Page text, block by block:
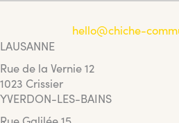
hello@chiche-
LAUSANNE
Rue de la Vernie 12
1023 Crissier
YVERDON-LES-BAINS
Rue Galilée 15